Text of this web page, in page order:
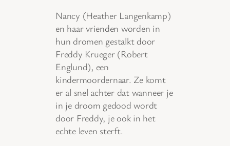
Nancy (Heather Langenkamp)
en haar vrienden worden in
hun dromen gestalkt door
Freddy Krueger (Robert
Englund), een
kindermoordernaar. Ze komt
er al snel achter dat wanneer je
in je droom gedood wordt
door Freddy, je ook in het
echte leven sterft.